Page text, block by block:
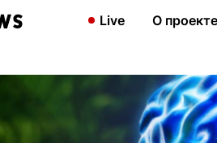
Live О проекте